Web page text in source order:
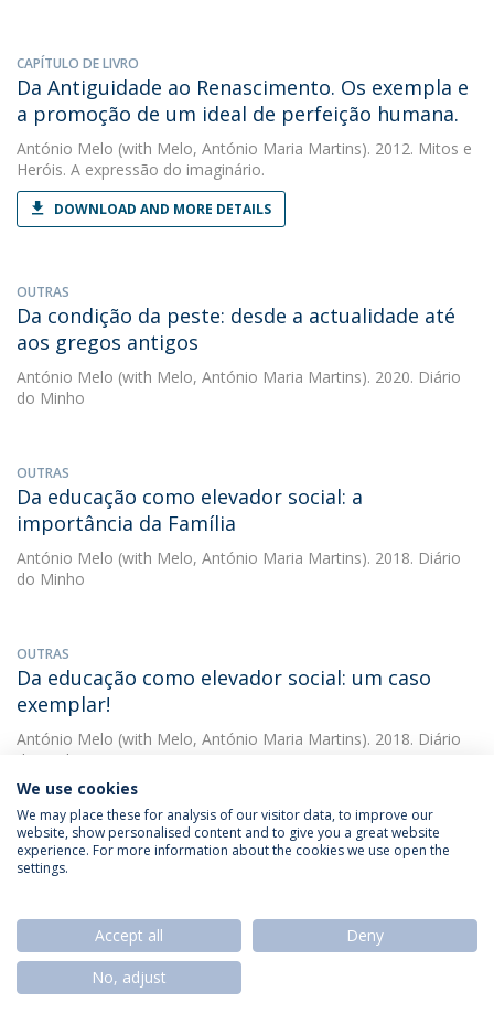
CAPÍTULO DE LIVRO
Da Antiguidade ao Renascimento. Os exempla e
a promoção de um ideal de perfeição humana.
António Melo (with Melo, António Maria Martins). 2012. Mitos e
Heróis. A expressão do imaginário.
DOWNLOAD AND MORE DETAILS
OUTRAS
Da condição da peste: desde a actualidade até
aos gregos antigos
António Melo (with Melo, António Maria Martins). 2020. Diário
do Minho
OUTRAS
Da educação como elevador social: a
importância da Família
António Melo (with Melo, António Maria Martins). 2018. Diário
do Minho
OUTRAS
Da educação como elevador social: um caso
exemplar!
António Melo (with Melo, António Maria Martins). 2018. Diário
do Minho
OUTRAS
Da educação para a cidadania: a função central
da Família
António Melo(with Melo, António Maria Martins). 2018. Diário
We use cookies
We may place these for analysis of our visitor data, to improve our
website, show personalised content and to give you a great website
experience. For more information about the cookies we use open the
settings.
Accept all
Deny
No, adjust